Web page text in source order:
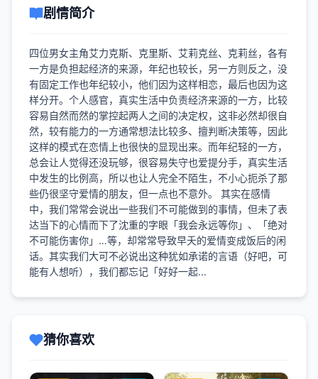
剧情简介
四位男女主角艾力克斯、克里斯、艾莉克丝、克莉丝，各有
一方是负担起经济的来源，年纪也较长，另一方则反之，没
有固定工作也年纪较小，他们因为这样相恋，最后也因为这
样分开。个人感官，真实生活中负责经济来源的一方，比较
容易自然而然的掌控起两人之间的决定权，这非必然却很自
然，较有能力的一方通常想法比较多、擅判断决策等，因此
这样的模式在恋情上也很快的显现出来。而年纪轻的一方，
总会让人觉得还没玩够，很容易失守也爱提分手，真实生活
中发生的比例高，所以也让人完全不陌生，不小心扼杀了那
些仍很坚守爱情的朋友，但一点也不意外。 其实在感情
中，我们常常会说出一些我们不可能做到的事情，但未了表
达当下的心情而下了沈重的字眼「我会永远等你」、「绝对
不可能伤害你」…等，却常常导致早夭的爱情变成饭后的闲
话。其实我们大可不必说出这种犹如承诺的言语（好吧，可
能有人想听），我们都忘记「好好一起...
猜你喜欢